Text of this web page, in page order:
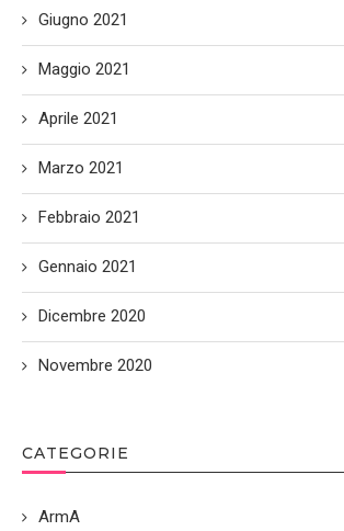
Giugno 2021
Maggio 2021
Aprile 2021
Marzo 2021
Febbraio 2021
Gennaio 2021
Dicembre 2020
Novembre 2020
CATEGORIE
ArmA